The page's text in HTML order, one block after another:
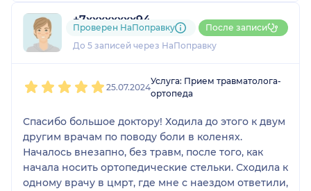
+7xxxxxxxx94
1 отзыв
До 5 записей через НаПоправку
Проверен НаПоправку После записи
25.07.2024
Услуга: Прием травматолога-
ортопеда
Спасибо большое доктору! Ходила до этого к двум
другим врачам по поводу боли в коленях.
Началось внезапно, без травм, после того, как
начала носить ортопедические стельки. Сходила к
одному врачу в цмрт, где мне с наездом ответили,